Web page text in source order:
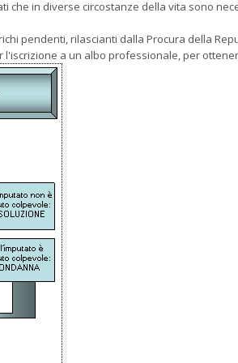
che in diverse circostanze della vita sono
pendenti, rilascianti dalla Procura della
a un albo professionale, per